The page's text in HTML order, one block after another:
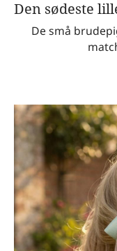
Den sødeste
De små